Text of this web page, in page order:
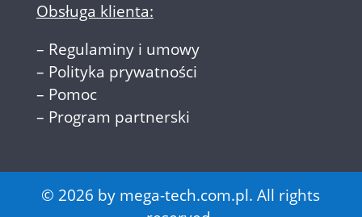
Obsługa klienta:
– Regulaminy i umowy
– Polityka prywatności
– Pomoc
– Program partnerski
© 2026 by mega-tech.com.pl. All rights